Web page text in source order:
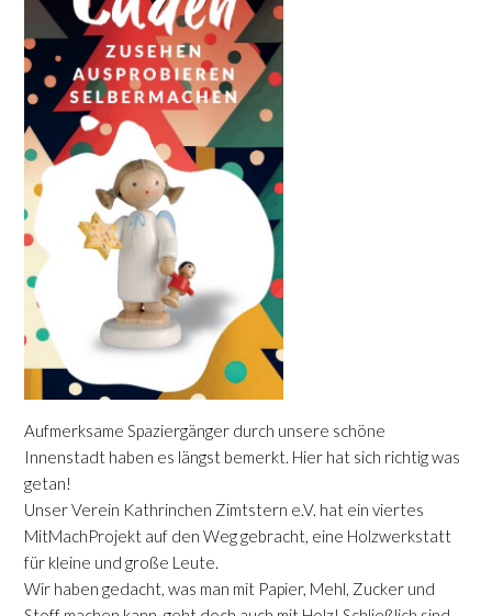
Aufmerksame Spaziergänger durch unsere schöne
Innenstadt haben es längst bemerkt. Hier hat sich richtig was
getan!
Unser Verein Kathrinchen Zimtstern e.V. hat ein viertes
MitMachProjekt auf den Weg gebracht, eine Holzwerkstatt
für kleine und große Leute.
Wir haben gedacht, was man mit Papier, Mehl, Zucker und